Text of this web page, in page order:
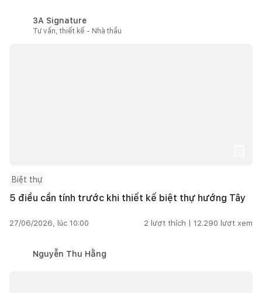
3A Signature
Tư vấn, thiết kế - Nhà thầu
Biệt thự
5 điều cần tính trước khi thiết kế biệt thự hướng Tây
27/06/2026, lúc 10:00 2 lượt thích | 12.290 lượt xem
Nguyễn Thu Hằng